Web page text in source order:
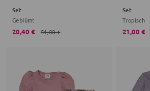
Set
Geblümt
20,40 € 51,00 €
Set
Tropisch
21,00 €